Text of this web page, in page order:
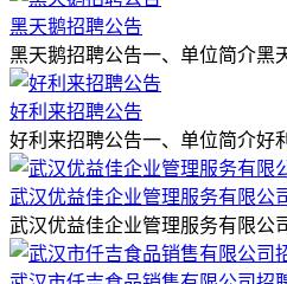
黑天鹅招聘公告
黑天鹅招聘公告一、单位简介黑
好利来招聘公告
好利来招聘公告一、单位简介好
武汉优益佳企业管理服务有限公
武汉优益佳企业管理服务有限公